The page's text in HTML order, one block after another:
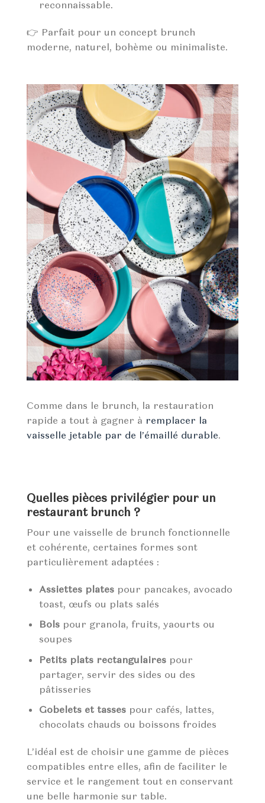
reconnaissable.
👉 Parfait pour un concept brunch
moderne, naturel, bohème ou minimaliste.
Comme dans le brunch, la restauration
rapide a tout à gagner à remplacer la
vaisselle jetable par de l’émaillé durable.
Quelles pièces privilégier pour un
restaurant brunch ?
Pour une vaisselle de brunch fonctionnelle
et cohérente, certaines formes sont
particulièrement adaptées :
Assiettes platespour pancakes, avocado
toast, œufs ou plats salés
Bolspour granola, fruits, yaourts ou
soupes
Petits plats rectangulairespour
partager, servir des sides ou des
pâtisseries
Gobelets et tassespour cafés, lattes,
chocolats chauds ou boissons froides
L’idéal est de choisir une gamme de pièces
compatibles entre elles, afin de faciliter le
service et le rangement tout en conservant
une belle harmonie sur table.